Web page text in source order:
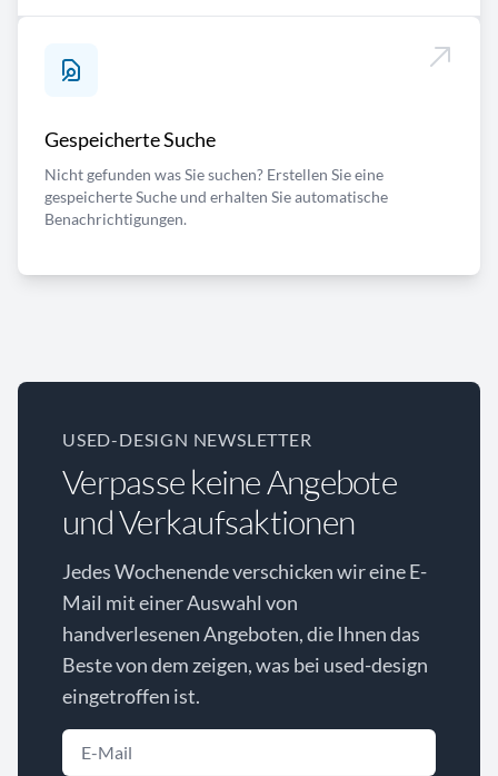
Gespeicherte Suche
Nicht gefunden was Sie suchen? Erstellen Sie eine
gespeicherte Suche und erhalten Sie automatische
Benachrichtigungen.
USED-DESIGN NEWSLETTER
Verpasse keine Angebote
und Verkaufsaktionen
Jedes Wochenende verschicken wir eine E-
Mail mit einer Auswahl von
handverlesenen Angeboten, die Ihnen das
Beste von dem zeigen, was bei used-design
eingetroffen ist.